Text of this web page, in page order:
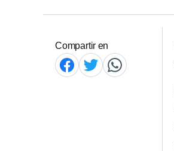
Compartir en